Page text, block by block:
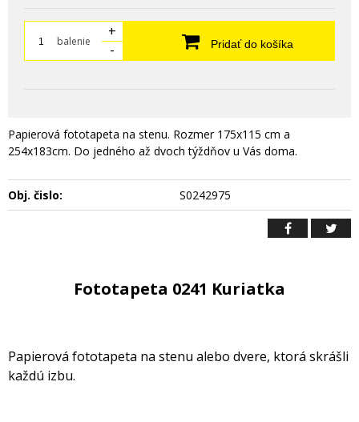
balenie
+
-
Pridať do košíka
Papierová fototapeta na stenu. Rozmer 175x115 cm a
254x183cm. Do jedného až dvoch týždňov u Vás doma.
Obj. čislo: S0242975
Fototapeta 0241 Kuriatka
Papierová fototapeta na stenu alebo dvere, ktorá skrášli
každú izbu.